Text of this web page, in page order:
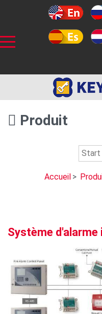
Produit
Accueil >
Système d'alarme